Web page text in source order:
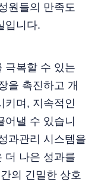
원들의 만족도
입니다.
극복할 수 있는
을 촉진하고 개
키며, 지속적인
낼 수 있습니
과관리 시스템을
더 나은 성과를
의 긴밀한 상호